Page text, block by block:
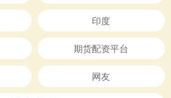
印度
期货配资平台
网友